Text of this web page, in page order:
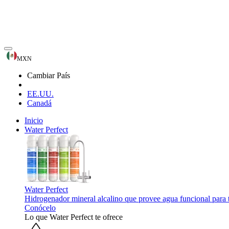
MXN
Cambiar País
EE.UU.
Canadá
Inicio
Water Perfect
Water Perfect
Hidrogenador mineral alcalino que provee agua funcional para
Conócelo
Lo que Water Perfect te ofrece